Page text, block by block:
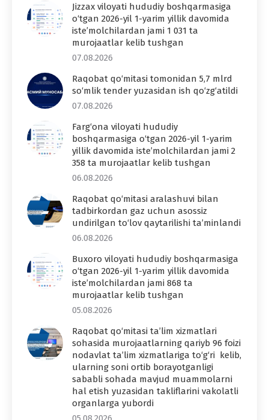
Jizzax viloyati hududiy boshqarmasiga
o‘tgan 2026-yil 1-yarim yillik davomida
iste’molchilardan jami 1 031 ta
murojaatlar kelib tushgan
07.08.2026
Raqobat qo‘mitasi tomonidan 5,7 mlrd
so‘mlik tender yuzasidan ish qo‘zg‘atildi
07.08.2026
Farg‘ona viloyati hududiy
boshqarmasiga o‘tgan 2026-yil 1-yarim
yillik davomida iste’molchilardan jami 2
358 ta murojaatlar kelib tushgan
06.08.2026
Raqobat qo‘mitasi aralashuvi bilan
tadbirkordan gaz uchun asossiz
undirilgan to‘lov qaytarilishi ta’minlandi
06.08.2026
Buxoro viloyati hududiy boshqarmasiga
o‘tgan 2026-yil 1-yarim yillik davomida
iste’molchilardan jami 868 ta
murojaatlar kelib tushgan
05.08.2026
Raqobat qo‘mitasi ta’lim xizmatlari
sohasida murojaatlarning qariyb 96 foizi
nodavlat ta’lim xizmatlariga to‘g‘ri kelib,
ularning soni ortib borayotganligi
sababli sohada mavjud muammolarni
hal etish yuzasidan takliflarini vakolatli
organlarga yubordi